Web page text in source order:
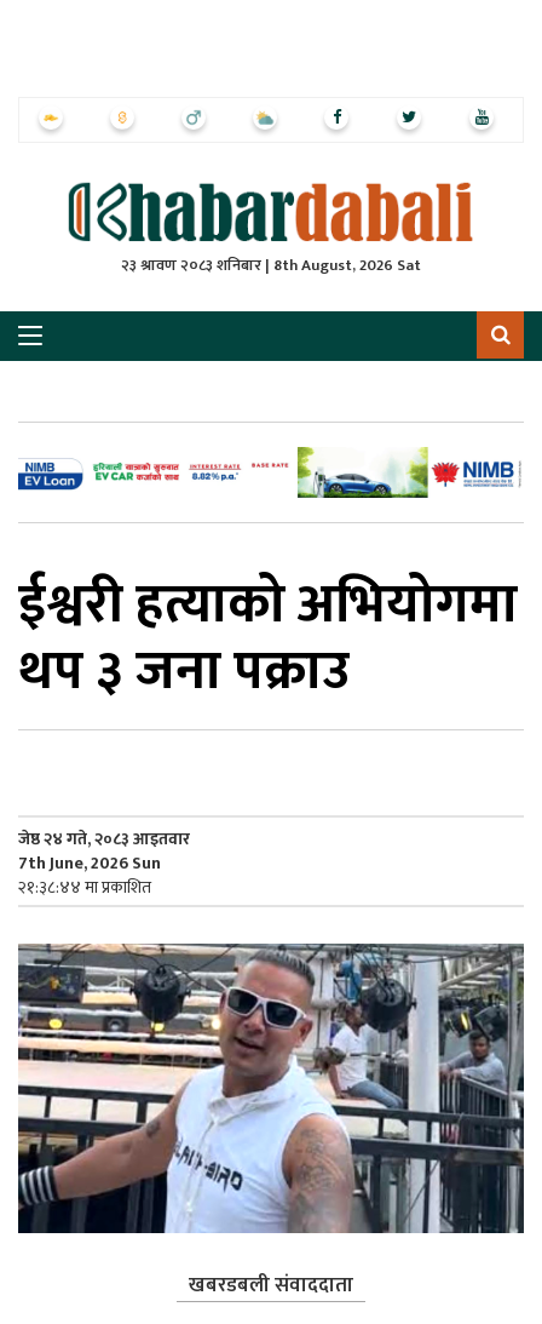
२३ श्रावण २०८३ शनिबार | 8th August, 2026 Sat
ईश्वरी हत्याको अभियोगमा
थप ३ जना पक्राउ
जेष्ठ २४ गते, २०८३ आइतवार
7th June, 2026 Sun
२१:३८:४४ मा प्रकाशित
खबरडबली संवाददाता